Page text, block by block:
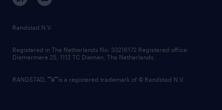
randstad innovation fund
country websites
Randstad N.V.
Registered in The Netherlands No: 33216172 Registered office:
Diemermere 25, 1112 TC Diemen, The Netherlands.
RANDSTAD, is a registered trademark of © Randstad N.V.